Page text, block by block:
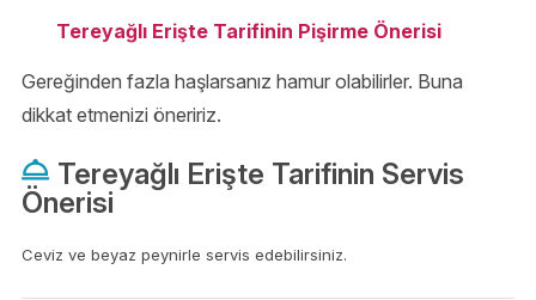
Tereyağlı Erişte Tarifinin Pişirme Önerisi
Gereğinden fazla haşlarsanız hamur olabilirler. Buna
dikkat etmenizi öneririz.
Tereyağlı Erişte Tarifinin Servis
Önerisi
Ceviz ve beyaz peynirle servis edebilirsiniz.